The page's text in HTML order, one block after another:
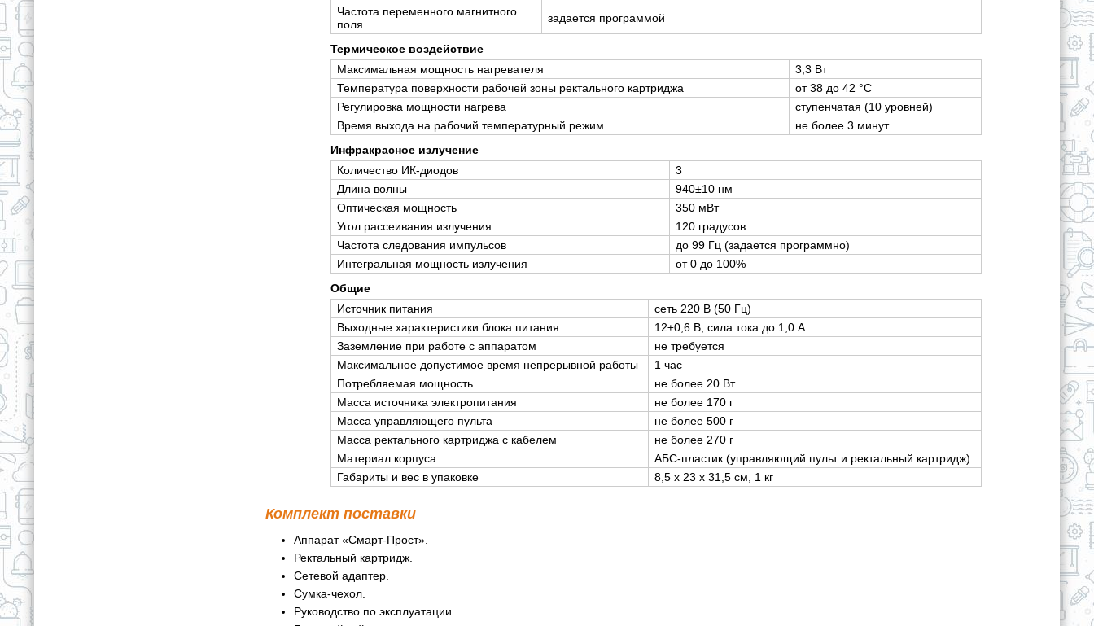
Частота переменного магнитного
поля
задается программой
Термическое воздействие
Максимальная мощность нагревателя
3,3 Вт
Температура поверхности рабочей зоны ректального картриджа
от 38 до 42 °С
Регулировка мощности нагрева
ступенчатая (10 уровней)
Время выхода на рабочий температурный режим
не более 3 минут
Инфракрасное излучение
Количество ИК-диодов
3
Длина волны
940±10 нм
Оптическая мощность
350 мВт
Угол рассеивания излучения
120 градусов
Частота следования импульсов
до 99 Гц (задается программно)
Интегральная мощность излучения
от 0 до 100%
Общие
Источник питания
сеть 220 В (50 Гц)
Выходные характеристики блока питания
12±0,6 В, сила тока до 1,0 А
Заземление при работе с аппаратом
не требуется
Максимальное допустимое время непрерывной работы
1 час
Потребляемая мощность
не более 20 Вт
Масса источника электропитания
не более 170 г
Масса управляющего пульта
не более 500 г
Масса ректального картриджа с кабелем
не более 270 г
Материал корпуса
АБС-пластик (управляющий пульт и ректальный картридж)
Габариты и вес в упаковке
8,5 x 23 x 31,5 см, 1 кг
Комплект поставки
Аппарат «Смарт-Прост».
Ректальный картридж.
Сетевой адаптер.
Сумка-чехол.
Руководство по эксплуатации.